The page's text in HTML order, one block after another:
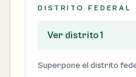
DISTRITO FEDERAL
Ver distrito 1
Superpone el distrito